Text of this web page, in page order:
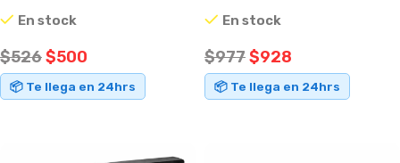
Remoto IP65
En stock
$526$500
📦 Te llega en 24hrs
En stock
$977$928
📦 Te llega en 24hrs